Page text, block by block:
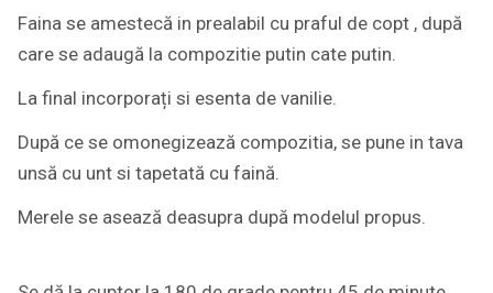
Faina se amestecă in prealabil cu praful de copt , după
care se adaugă la compozitie putin cate putin.
La final incorporați si esenta de vanilie.
După ce se omonegizează compozitia, se pune in tava
unsă cu unt si tapetată cu faină.
Merele se asează deasupra după modelul propus.